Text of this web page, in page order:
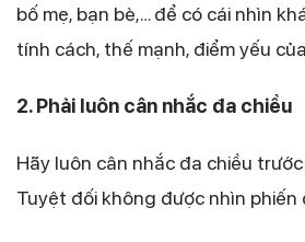
bố mẹ, bạn bè,… để có cái nhìn
tính cách, thế mạnh, điểm yếu
2. Phải luôn cân nhắc đa chiều
Hãy luôn cân nhắc đa chiều
Tuyệt đối không được nhìn phiến